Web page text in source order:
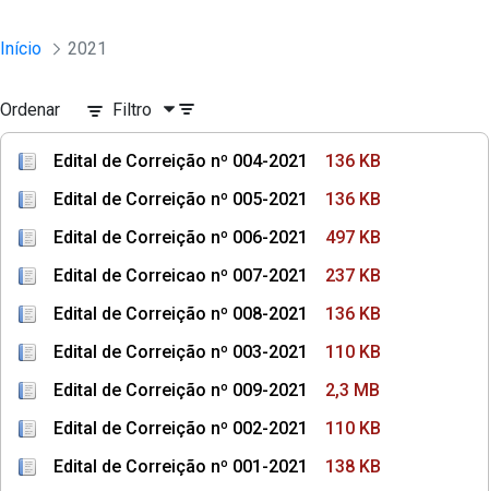
Início 2021
Ordenar Filtro
Edital de Correição nº 004-2021
136 KB
Edital de Correição nº 005-2021
136 KB
Edital de Correição nº 006-2021
497 KB
Edital de Correicao nº 007-2021
237 KB
Edital de Correição nº 008-2021
136 KB
Edital de Correição nº 003-2021
110 KB
Edital de Correição nº 009-2021
2,3 MB
Edital de Correição nº 002-2021
110 KB
Edital de Correição nº 001-2021
138 KB